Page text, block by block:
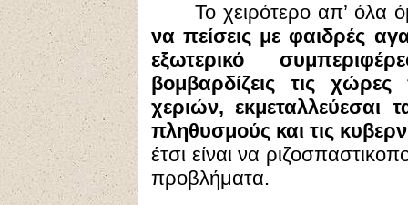
Το χειρότερο απ’
να πείσεις με φαιδρές
εξωτερικό
βομβαρδίζεις τις
χεριών, εκμεταλλεύεσαι
πληθυσμούς και τις
έτσι είναι να
προβλήματα.